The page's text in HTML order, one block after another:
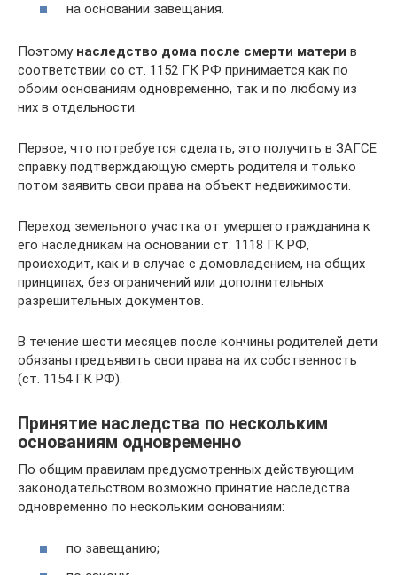
на основании завещания.
Поэтому наследство дома после смерти матери в
соответствии со ст. 1152 ГК РФ принимается как по
обоим основаниям одновременно, так и по любому из
них в отдельности.
Первое, что потребуется сделать, это получить в ЗАГСЕ
справку подтверждающую смерть родителя и только
потом заявить свои права на объект недвижимости.
Переход земельного участка от умершего гражданина к
его наследникам на основании ст. 1118 ГК РФ,
происходит, как и в случае с домовладением, на общих
принципах, без ограничений или дополнительных
разрешительных документов.
В течение шести месяцев после кончины родителей дети
обязаны предъявить свои права на их собственность
(ст. 1154 ГК РФ).
Принятие наследства по нескольким
основаниям одновременно
По общим правилам предусмотренных действующим
законодательством возможно принятие наследства
одновременно по нескольким основаниям:
по завещанию;